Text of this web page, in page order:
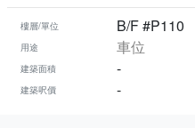
樓層/單位 B/F #P110
用途 車位
建築面積 -
建築呎價 -